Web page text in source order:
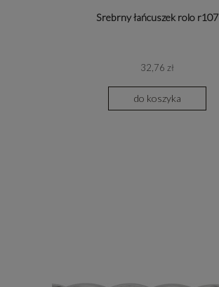
Srebrny łańcuszek rolo r107
32,76 zł
do koszyka